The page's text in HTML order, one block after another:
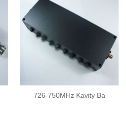
726-750MHz Kavity Ba